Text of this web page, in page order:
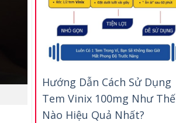
Hướng Dẫn Cách Sử Dụng
Tem Vinix 100mg Như Thế
Nào Hiệu Quả Nhất?